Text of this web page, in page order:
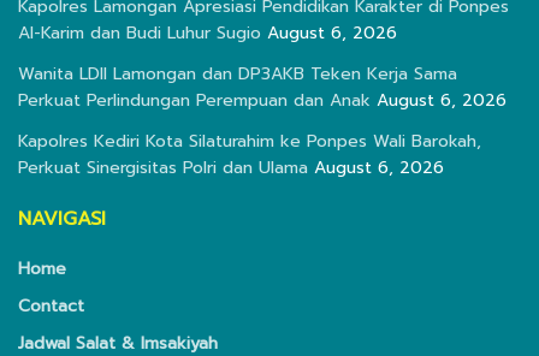
Kapolres Lamongan Apresiasi Pendidikan Karakter di Ponpes
Al-Karim dan Budi Luhur Sugio August 6, 2026
Wanita LDII Lamongan dan DP3AKB Teken Kerja Sama
Perkuat Perlindungan Perempuan dan Anak August 6, 2026
Kapolres Kediri Kota Silaturahim ke Ponpes Wali Barokah,
Perkuat Sinergisitas Polri dan Ulama August 6, 2026
NAVIGASI
Home
Contact
Jadwal Salat & Imsakiyah